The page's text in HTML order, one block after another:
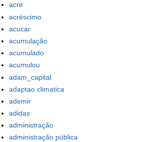
acre
acréscimo
acucar
acumulação
acumulado
acumulou
adam_capital
adaptao climatica
ademir
adidas
administração
administração pública